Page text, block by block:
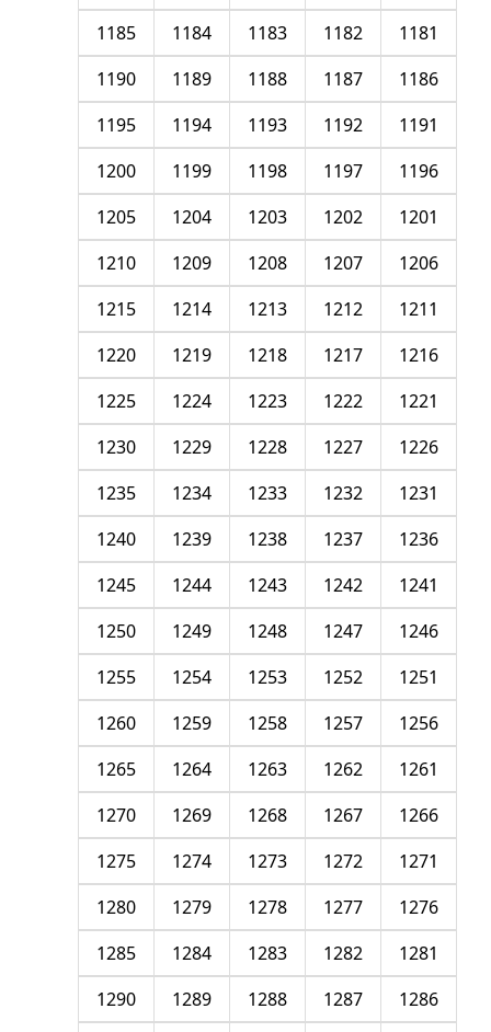
1181
1182
1183
1184
1185
1186
1187
1188
1189
1190
1191
1192
1193
1194
1195
1196
1197
1198
1199
1200
1201
1202
1203
1204
1205
1206
1207
1208
1209
1210
1211
1212
1213
1214
1215
1216
1217
1218
1219
1220
1221
1222
1223
1224
1225
1226
1227
1228
1229
1230
1231
1232
1233
1234
1235
1236
1237
1238
1239
1240
1241
1242
1243
1244
1245
1246
1247
1248
1249
1250
1251
1252
1253
1254
1255
1256
1257
1258
1259
1260
1261
1262
1263
1264
1265
1266
1267
1268
1269
1270
1271
1272
1273
1274
1275
1276
1277
1278
1279
1280
1281
1282
1283
1284
1285
1286
1287
1288
1289
1290